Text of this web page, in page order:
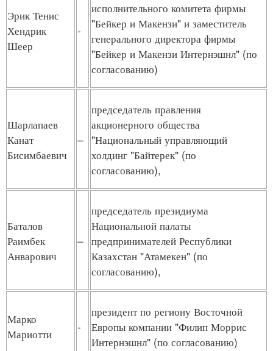
Эрик Тенис
Хендрик
Шеер
-
исполнительного комитета фирмы
"Бейкер и Макензи" и заместитель
генерального директора фирмы
"Бейкер и Макензи Интернэшнл" (по
согласованию)
Шарлапаев
Канат
Бисимбаевич
–
председатель правления
акционерного общества
"Национальный управляющий
холдинг "Байтерек" (по
согласованию),
Баталов
Раимбек
Анварович
–
председатель президиума
Национальной палаты
предпринимателей Республики
Казахстан "Атамекен" (по
согласованию),
Марко
Мариотти
-
президент по региону Восточной
Европы компании "Филип Моррис
Интернэшнл" (по согласованию)